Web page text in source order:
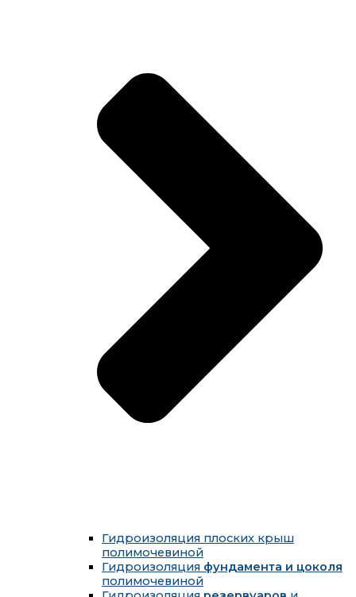
Гидроизоляция плоских крыш
полимочевиной
Гидроизоляция фундамента и цоколя
полимочевиной